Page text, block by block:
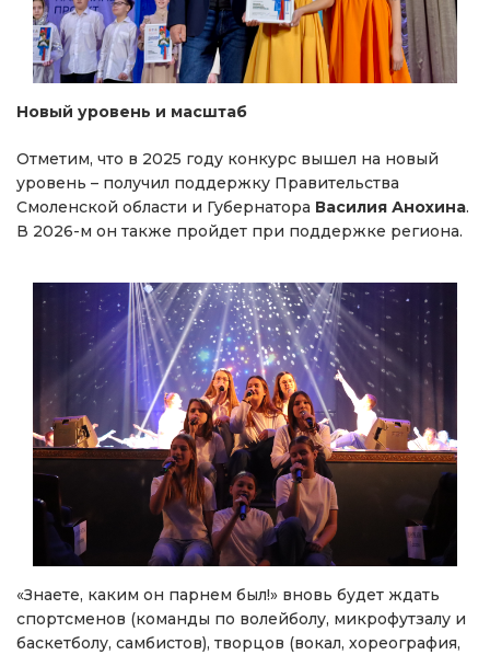
Новый уровень и масштаб
Отметим, что в 2025 году конкурс вышел на новый
уровень – получил поддержку Правительства
Смоленской области и Губернатора Василия Анохина.
В 2026-м он также пройдет при поддержке региона.
«Знаете, каким он парнем был!» вновь будет ждать
спортсменов (команды по волейболу, микрофутзалу и
баскетболу, самбистов), творцов (вокал, хореография,